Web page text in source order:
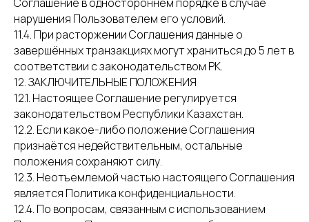
нарушения Пользователем его условий.
11.4. При расторжении Соглашения данные о
завершённых транзакциях могут храниться до 5 лет в
соответствии с законодательством РК.
12. ЗАКЛЮЧИТЕЛЬНЫЕ ПОЛОЖЕНИЯ
12.1. Настоящее Соглашение регулируется
законодательством Республики Казахстан.
12.2. Если какое-либо положение Соглашения
признаётся недействительным, остальные
положения сохраняют силу.
12.3. Неотъемлемой частью настоящего Соглашения
является Политика конфиденциальности.
12.4. По вопросам, связанным с использованием